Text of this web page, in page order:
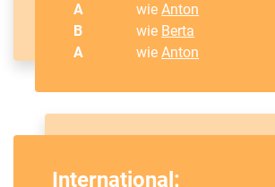
A
wieAnton
B
wie Berta
A
wieAnton
International: